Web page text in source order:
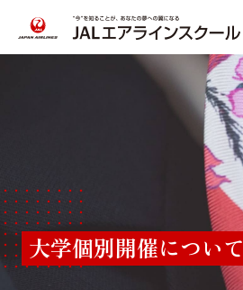
客室乗務員コース
グランドスタッフコース
大学個別開催について